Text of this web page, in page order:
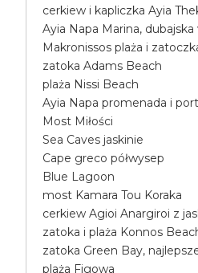
cerkiew i kapliczka Ayia
Ayia Napa Marina,
Makronissos plaża i
zatoka Adams Beach
plaża Nissi Beach
Ayia Napa promenada i port
Most Miłości
Sea Caves jaskinie
Cape greco półwysep
Blue Lagoon
most Kamara Tou Koraka
cerkiew Agioi Anargiroi z
zatoka i plaża Konnos
zatoka Green Bay,
plaża Figowa